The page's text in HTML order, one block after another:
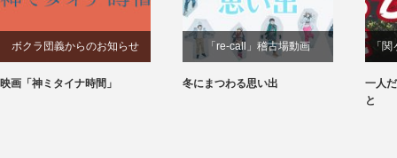
ボクラ団義からのお知らせ
映画「神ミタイナ時間」
「re-call」稽古場動画
冬にまつわる思い出
「
一人
と